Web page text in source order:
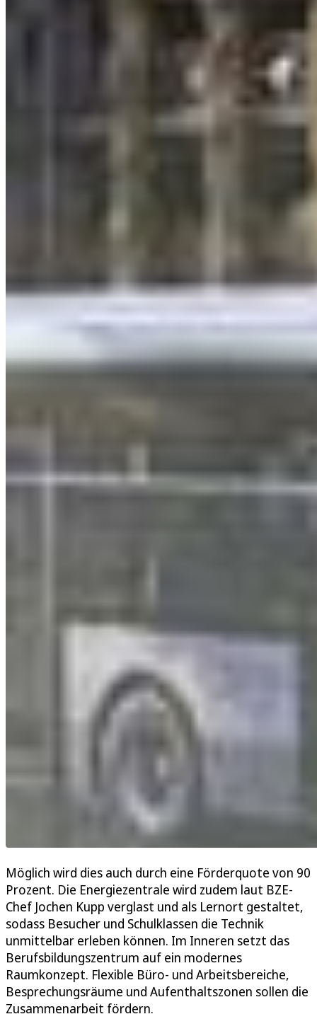
Möglich wird dies auch durch eine Förderquote von 90
Prozent. Die Energiezentrale wird zudem laut BZE-
Chef Jochen Kupp verglast und als Lernort gestaltet,
sodass Besucher und Schulklassen die Technik
unmittelbar erleben können. Im Inneren setzt das
Berufsbildungszentrum auf ein modernes
Raumkonzept. Flexible Büro- und Arbeitsbereiche,
Besprechungsräume und Aufenthaltszonen sollen die
Zusammenarbeit fördern.